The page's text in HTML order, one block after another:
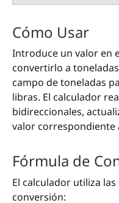
Cómo Usar
Introduce un valor en
convertirlo a
campo de toneladas
libras. El calculador
bidireccionales,
valor correspondiente
Fórmula de
El calculador utiliza
conversión: